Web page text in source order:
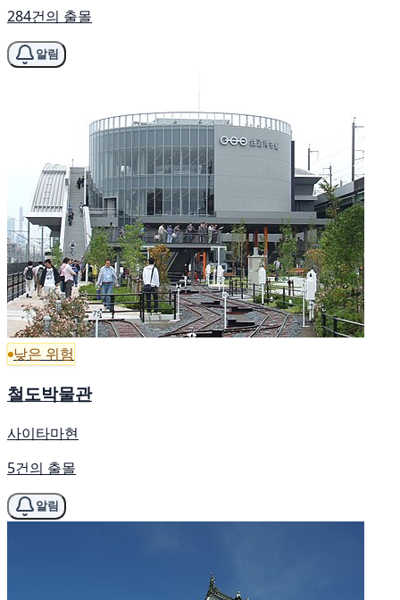
284건의 출몰
알림
낮은 위험
철도박물관
사이타마현
5건의 출몰
알림